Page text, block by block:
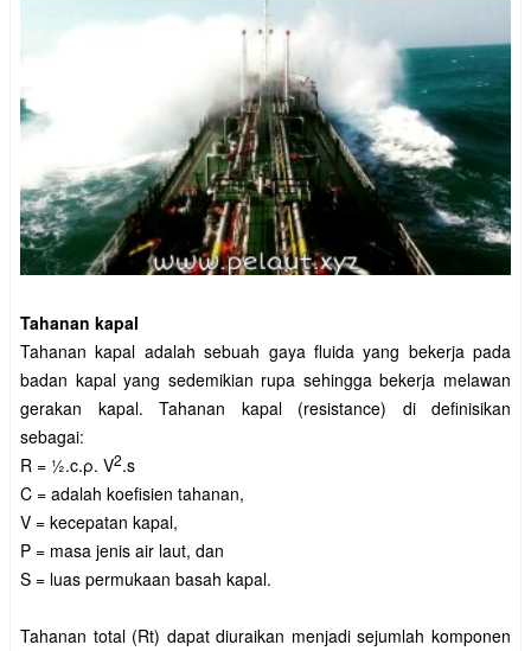
Tahanan kapal
Tahanan kapal adalah sebuah gaya fluida yang bekerja pada
badan kapal yang sedemikian rupa sehingga bekerja melawan
gerakan kapal. Tahanan kapal (resistance) di definisikan
sebagai:
R = ½.c.ρ. V2.s
C = adalah koefisien tahanan,
V = kecepatan kapal,
Ρ = masa jenis air laut, dan
S = luas permukaan basah kapal.
Tahanan total (Rt) dapat diuraikan menjadi sejumlah komponen